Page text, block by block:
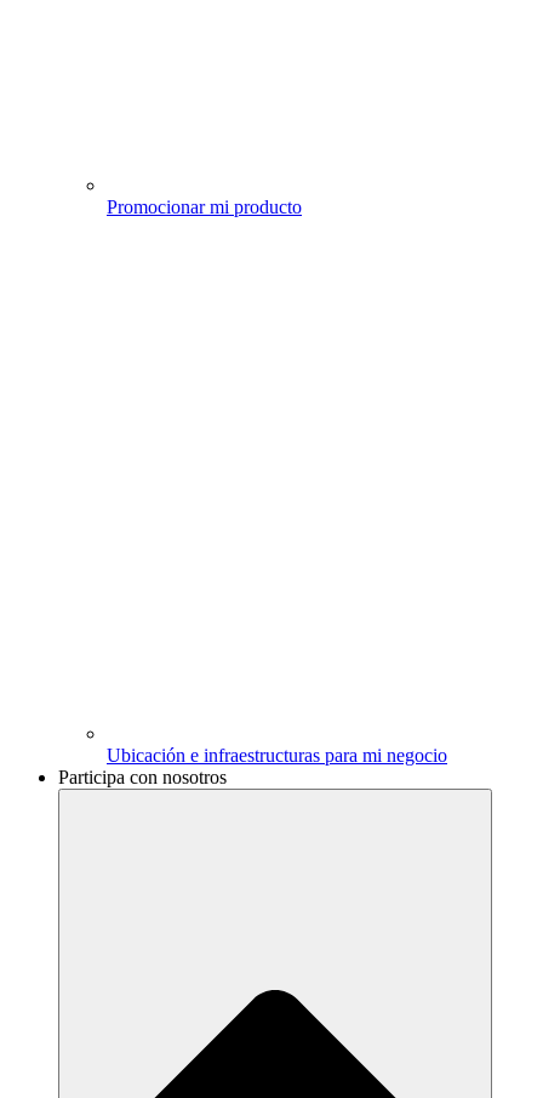
Promocionar mi producto
Ubicación e infraestructuras para mi negocio
Participa con nosotros